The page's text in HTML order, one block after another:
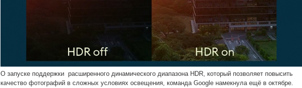
О запуске поддержки расширенного динамического диапазона HDR, который позволяет повысить
качество фотографий в сложных условиях освещения, команда Google намекнула ещё в октябре.